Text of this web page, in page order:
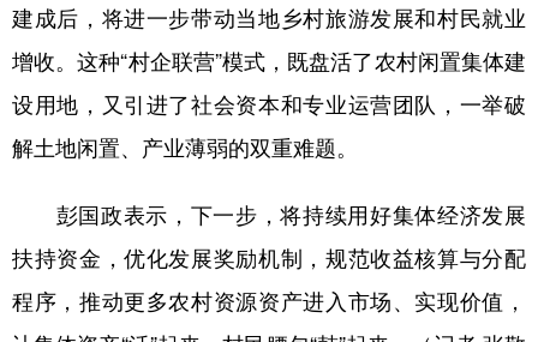
建成后，将进一步带动当地乡村旅游发展和村民就业
增收。这种“村企联营”模式，既盘活了农村闲置集体建
设用地，又引进了社会资本和专业运营团队，一举破
解土地闲置、产业薄弱的双重难题。
彭国政表示，下一步，将持续用好集体经济发展
扶持资金，优化发展奖励机制，规范收益核算与分配
程序，推动更多农村资源资产进入市场、实现价值，